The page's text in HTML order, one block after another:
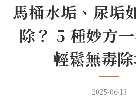
馬桶水垢、尿垢
除？ 5 種妙方一
輕鬆無毒除
2025-06-13